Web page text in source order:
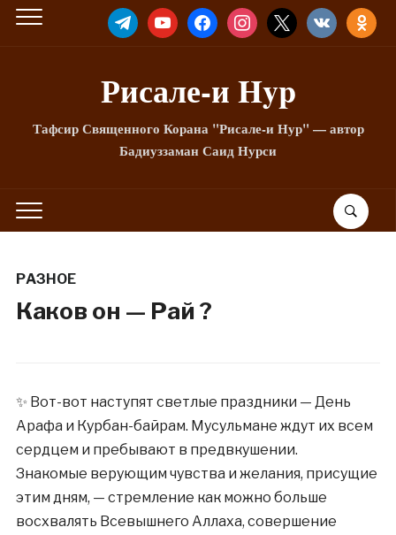
TELEGRAMYOUTUBEFACEBOOKINSTAGRAM
X VKONTAKTE
Рисале-и Hyp
Тафсир Священного Корана "Рисале-и Нур" — автор
Бадиуззаман Саид Нурси
РАЗНОЕ
Каков он — Рай ?
✨ Вот-вот наступят светлые праздники — День
Арафа и Курбан-байрам. Мусульмане ждут их всем
сердцем и пребывают в предвкушении.
Знакомые верующим чувства и желания, присущие
этим дням, — стремление как можно больше
восхвалять Всевышнего Аллаха, совершение